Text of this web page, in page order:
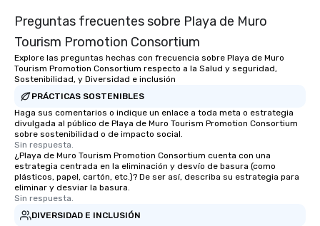
immersive journeys designed to meet
the needs of discerning clients.
Preguntas frecuentes sobre Playa de Muro
Tourism Promotion Consortium
Explore las preguntas hechas con frecuencia sobre Playa de Muro
Tourism Promotion Consortium respecto a la Salud y seguridad,
Sostenibilidad, y Diversidad e inclusión
PRÁCTICAS SOSTENIBLES
Haga sus comentarios o indique un enlace a toda meta o estrategia
divulgada al público de Playa de Muro Tourism Promotion Consortium
sobre sostenibilidad o de impacto social.
Sin respuesta.
¿Playa de Muro Tourism Promotion Consortium cuenta con una
estrategia centrada en la eliminación y desvío de basura (como
plásticos, papel, cartón, etc.)? De ser así, describa su estrategia para
eliminar y desviar la basura.
Sin respuesta.
DIVERSIDAD E INCLUSIÓN